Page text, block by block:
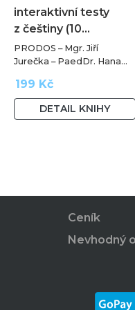
interaktivní testy
z češtiny (10…
PRODOS – Mgr. Jiří
Jurečka – PaedDr. Hana
199 Kč
DETAIL KNIHY
Ceník
Nevhodný